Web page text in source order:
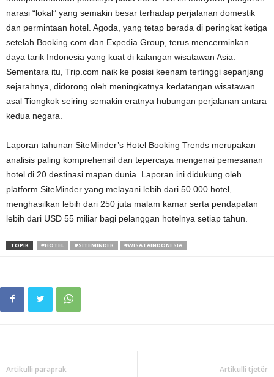
narasi “lokal” yang semakin besar terhadap perjalanan domestik
dan permintaan hotel. Agoda, yang tetap berada di peringkat ketiga
setelah Booking.com dan Expedia Group, terus mencerminkan
daya tarik Indonesia yang kuat di kalangan wisatawan Asia.
Sementara itu, Trip.com naik ke posisi keenam tertinggi sepanjang
sejarahnya, didorong oleh meningkatnya kedatangan wisatawan
asal Tiongkok seiring semakin eratnya hubungan perjalanan antara
kedua negara.
Laporan tahunan SiteMinder’s Hotel Booking Trends merupakan
analisis paling komprehensif dan tepercaya mengenai pemesanan
hotel di 20 destinasi mapan dunia. Laporan ini didukung oleh
platform SiteMinder yang melayani lebih dari 50.000 hotel,
menghasilkan lebih dari 250 juta malam kamar serta pendapatan
lebih dari USD 55 miliar bagi pelanggan hotelnya setiap tahun.
TOPIK #HOTEL #SITEMINDER #WISATAINDONESIA
Artikulli paraprak Artikulli tjetër